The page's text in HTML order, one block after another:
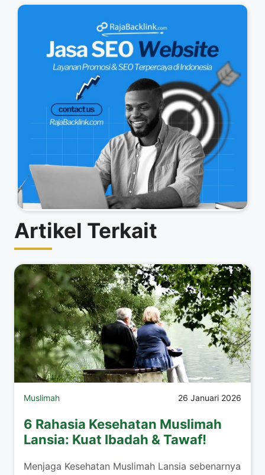
Artikel Terkait
Muslimah 26 Januari 2026
6 Rahasia Kesehatan Muslimah
Lansia: Kuat Ibadah & Tawaf!
​Menjaga Kesehatan Muslimah Lansia sebenarnya